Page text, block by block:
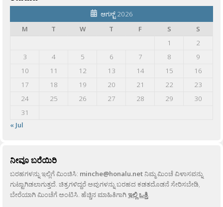
ಆಗಸ್ಟ್ 2026
M
T W T F S
S
1
2
3
4 5 6 7 8
9
10
11 12 13 14 15
16
17
18 19 20 21 22
23
24
25 26 27 28 29
30
31
« Jul
ನೀವೂ ಬರೆಯಿರಿ
ಬರಹಗಳನ್ನು ಇಲ್ಲಿಗೆ ಮಿಂಚಿಸಿ: minche@honalu.netನಿಮ್ಮ ಮಿಂಚೆ ವಿಳಾಸವನ್ನು
ಗುಟ್ಟಾಗಿಡಲಾಗುತ್ತದೆ. ಚಿತ್ರಗಳಿದ್ದರೆ ಅವುಗಳನ್ನು ಬರಹದ ಕಡತದೊಡನೆ ಸೇರಿಸಬೇಡಿ,
ಬೇರೆಯಾಗಿ ಮಿಂಚೆಗೆ ಅಂಟಿಸಿ. ಹೆಚ್ಚಿನ ಮಾಹಿತಿಗಾಗಿಇಲ್ಲಿ ಒತ್ತಿ.